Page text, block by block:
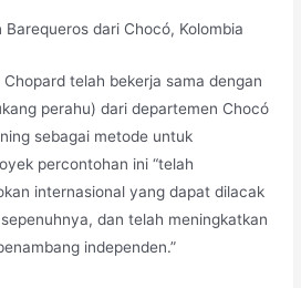
dari Chocó, Kolombia
Chopard telah bekerja sama dengan
perahu) dari departemen Chocó
sebagai metode untuk
percontohan ini “telah
internasional yang dapat dilacak
dan telah meningkatkan
independen.”